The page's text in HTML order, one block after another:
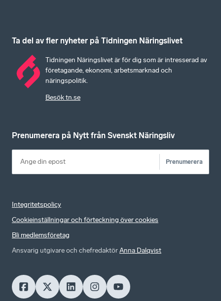
Ta del av fler nyheter på Tidningen Näringslivet
Tidningen Näringslivet är för dig som är intresserad av
företagande, ekonomi, arbetsmarknad och
näringspolitik.
Besök tn.se
Prenumerera på Nytt från Svenskt Näringsliv
Prenumerera
Integritetspolicy
Cookieinställningar och förteckning över cookies
Bli medlemsföretag
Ansvarig utgivare och chefredaktörAnna Dalqvist